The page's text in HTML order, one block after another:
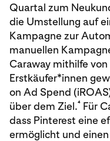
Quartal zum
die Umstellung auf
Kampagne zur
manuellen
Caraway mithilfe
Erstkäufer*innen
on Ad Spend
über dem Ziel.⁴ Für
dass Pinterest eine
ermöglicht und